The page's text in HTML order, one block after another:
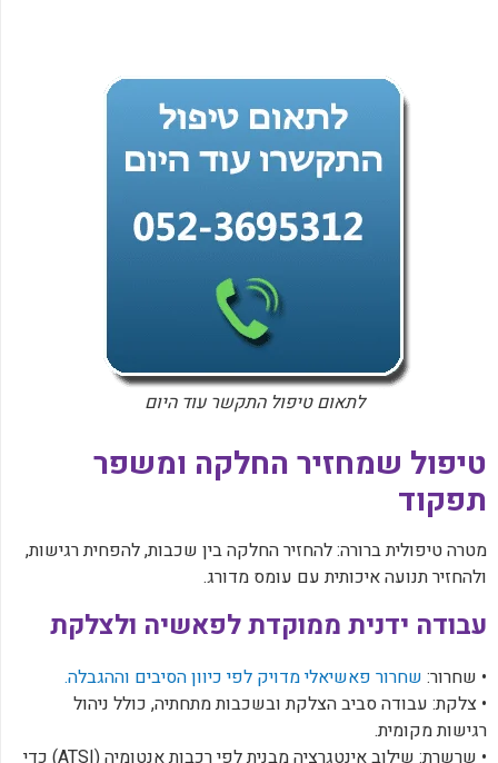
לתאום טיפול התקשר עוד היום
‏טיפול שמחזיר החלקה ומשפר
תפקוד
‏מטרה טיפולית ברורה: להחזיר החלקה בין שכבות, להפחית רגישות,
ולהחזיר תנועה איכותית עם עומס מדורג.
‏עבודה ידנית ממוקדת לפאשיה ולצלקת
‏• שחרור: שחרור פאשיאלי מדויק לפי כיוון הסיבים וההגבלה.
‏• צלקת: עבודה סביב הצלקת ובשכבות מתחתיה, כולל ניהול
רגישות מקומית.